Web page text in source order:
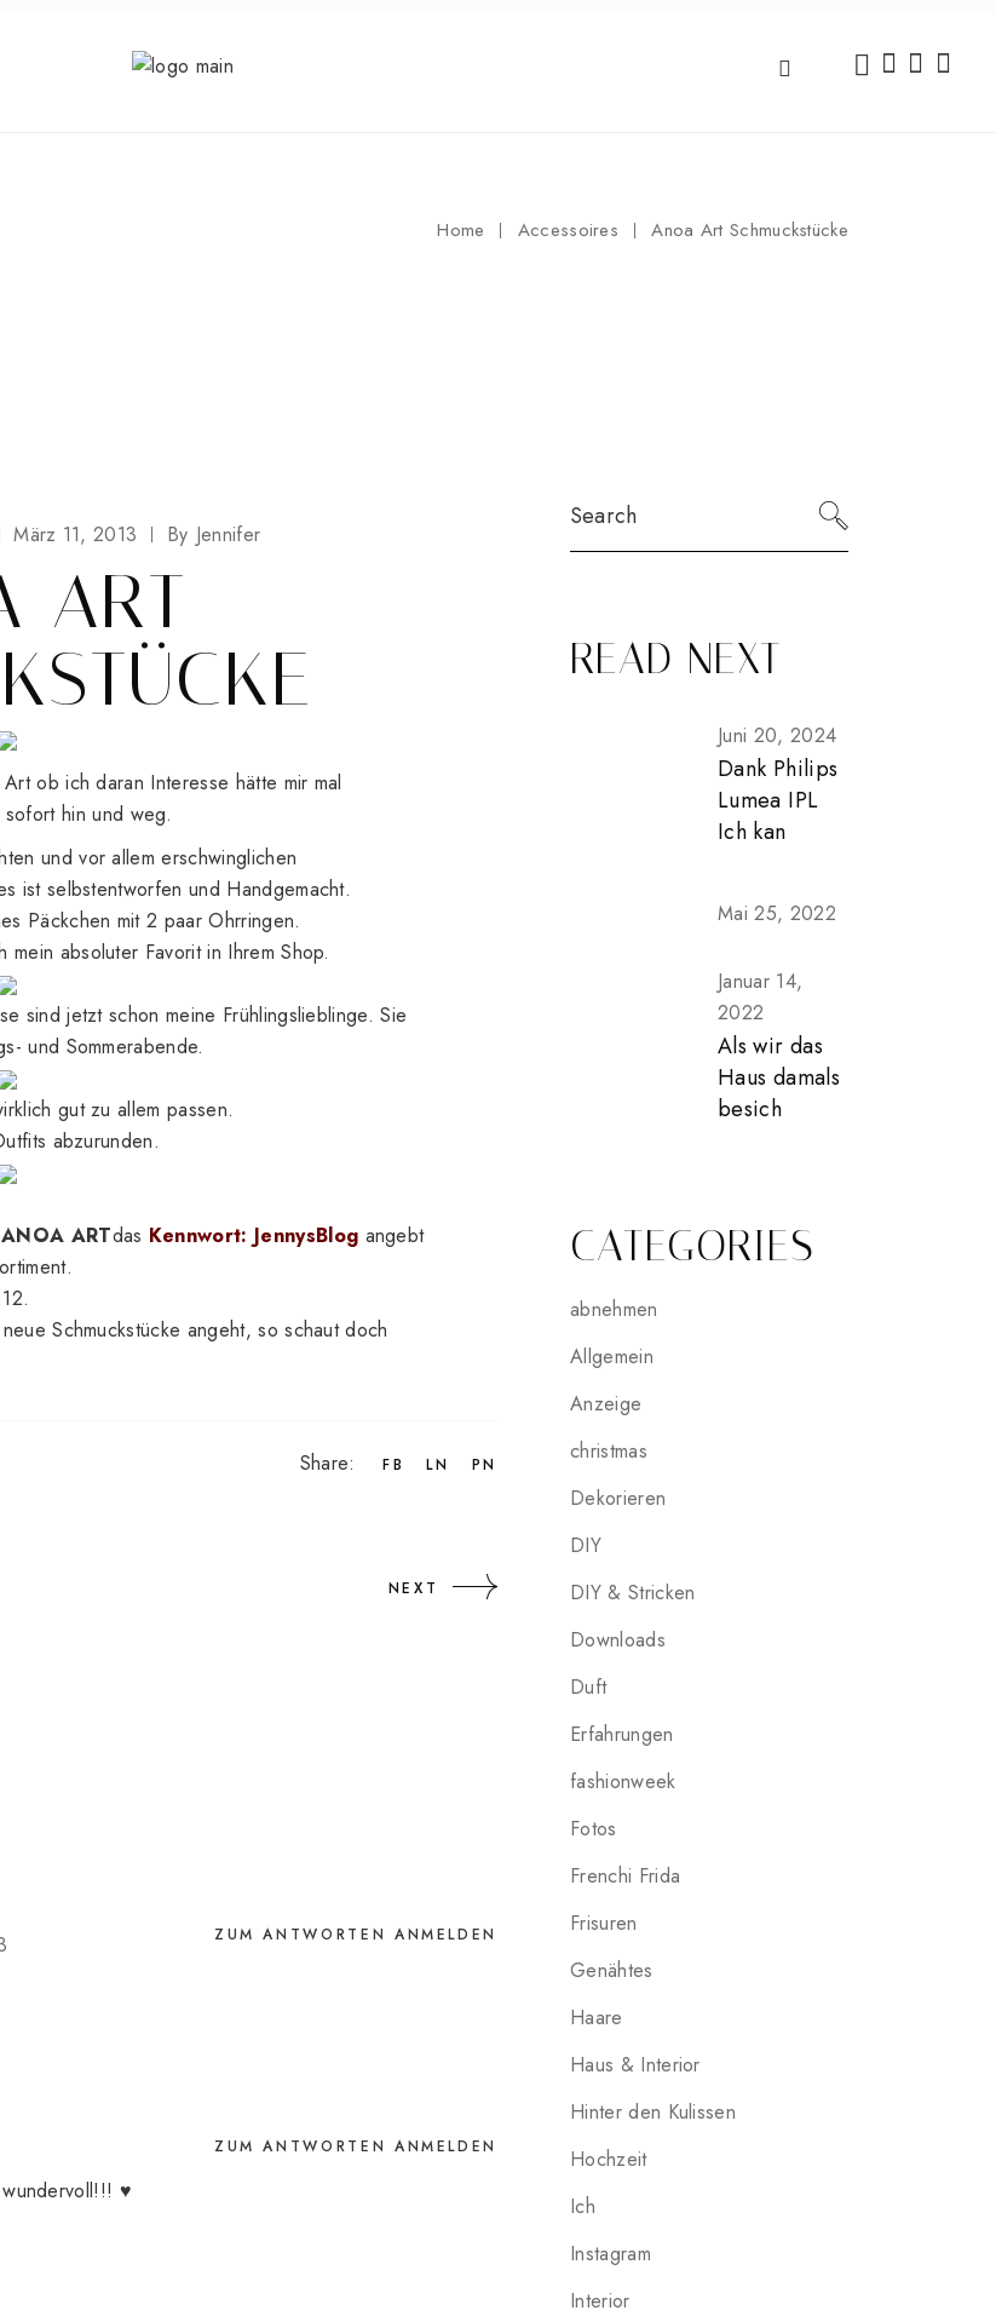
Home Accessoires Anoa Art Schmuckstücke
März 11, 2013 By Jennifer
ART
ob ich daran Interesse hätte mir mal
hin und weg.
und vor allem erschwinglichen
ist selbstentworfen und Handgemacht.
Päckchen mit 2 paar Ohrringen.
absoluter Favorit in Ihrem Shop.
sind jetzt schon meine Frühlingslieblinge. Sie
und Sommerabende.
gut zu allem passen.
abzurunden.
ANOA ARTdas Kennwort: JennysBlog angebt
Schmuckstücke angeht, so schaut doch
Share: FB LN PN
NEXT
ZUM ANTWORTEN ANMELDEN
♥
ZUM ANTWORTEN ANMELDEN
READ NEXT
Juni 20, 2024
Dank Philips
Lumea IPL
Ich kan
Mai 25, 2022
Januar 14,
2022
Als wir das
Haus damals
besich
CATEGORIES
abnehmen
Allgemein
Anzeige
christmas
Dekorieren
DIY
DIY & Stricken
Downloads
Duft
Erfahrungen
fashionweek
Fotos
Frenchi Frida
Frisuren
Genähtes
Haare
Haus & Interior
Hinter den Kulissen
Hochzeit
Ich
Instagram
Interior